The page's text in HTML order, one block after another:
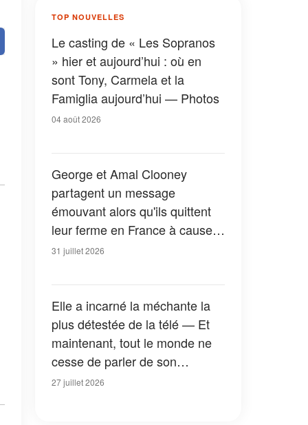
TOP NOUVELLES
Le casting de « Les Sopranos
» hier et aujourd’hui : où en
sont Tony, Carmela et la
Famiglia aujourd’hui — Photos
04 août 2026
George et Amal Clooney
partagent un message
émouvant alors qu'ils quittent
leur ferme en France à cause
des feux de forêt — Tous les
31 juillet 2026
Elle a incarné la méchante la
plus détestée de la télé — Et
maintenant, tout le monde ne
cesse de parler de son
apparition dans la nouvelle
27 juillet 2026